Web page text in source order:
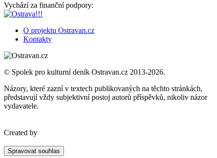
Vychází za finanční podpory:
O projektu Ostravan.cz
Kontakty
© Spolek pro kulturní deník Ostravan.cz 2013-2026.
Názory, které zazní v textech publikovaných na těchto stránkách,
představují vždy subjektivní postoj autorů příspěvků, nikoliv názor
vydavatele.
Created by
Spravovat souhlas